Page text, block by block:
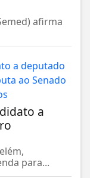
afirma
a
para...